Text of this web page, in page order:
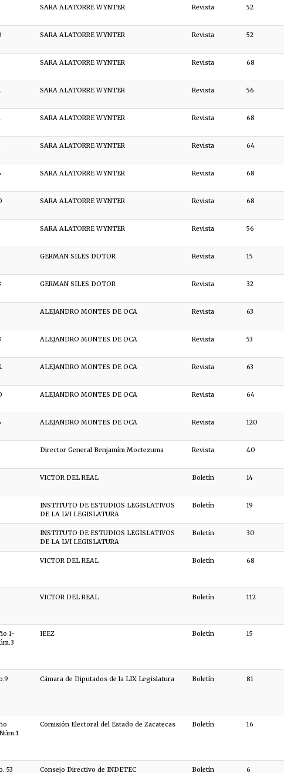
SARA ALATORRE WYNTER Revista 52
SARA ALATORRE WYNTER Revista 52
SARA ALATORRE WYNTER Revista 68
SARA ALATORRE WYNTER Revista 56
SARA ALATORRE WYNTER Revista 68
SARA ALATORRE WYNTER Revista 64
SARA ALATORRE WYNTER Revista 68
SARA ALATORRE WYNTER Revista 68
SARA ALATORRE WYNTER Revista 56
GERMAN SILES DOTOR Revista 15
GERMAN SILES DOTOR Revista 32
ALEJANDRO MONTES DE OCA Revista 63
ALEJANDRO MONTES DE OCA Revista 53
ALEJANDRO MONTES DE OCA Revista 63
ALEJANDRO MONTES DE OCA Revista 64
ALEJANDRO MONTES DE OCA Revista 120
Director General Benjamím Moctezuma Revista 40
VICTOR DEL REAL Boletín 14
INSTITUTO DE ESTUDIOS LEGISLATIVOS
DE LA LVI LEGISLATURA
Boletín 19
INSTITUTO DE ESTUDIOS LEGISLATIVOS
DE LA LVI LEGISLATURA
Boletín 30
VICTOR DEL REAL Boletín 68
VICTOR DEL REAL Boletín 112
1-
IEEZ Boletín 15
Cámara de Diputados de la LIX Legislatura Boletín 81
Comisión Electoral del Estado de Zacatecas Boletín 16
53 Consejo Directivo de INDETEC Boletín 6